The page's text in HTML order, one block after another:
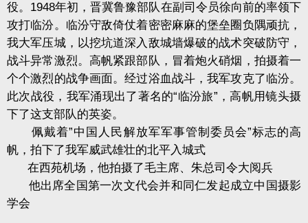
役。1948年初，晋冀鲁豫部队在副司令员徐向前的率领下
攻打临汾。临汾守敌倚仗着密密麻麻的堡垒圈负隅顽抗，
我大军压城，以挖坑道深入敌城墙爆破的战术突破防守，
战斗异常激烈。高帆紧跟部队，冒着炮火硝烟，拍摄着一
个个激烈的战争画面。经过浴血战斗，我军攻克了临汾。
此次战役，我军涌现出了著名的“临汾旅”，高帆用镜头摄
下了这支部队的英姿。
佩戴着”中国人民解放军军事管制委员会”标志的高
帆，拍下了我军威武雄壮的北平入城式
在西苑机场，他拍摄了毛主席、朱总司令大阅兵
他出席全国第一次文代会并和同仁发起成立中国摄影
学会